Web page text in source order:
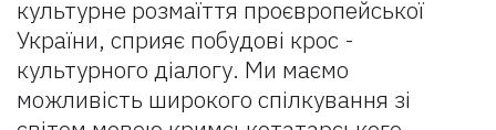
культурне розмаїття проєвропейської
України, сприяє побудові крос -
культурного діалогу. Ми маємо
можливість широкого спілкування зі